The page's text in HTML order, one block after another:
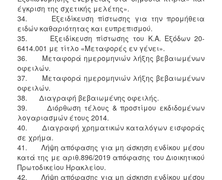
έγκριση της σχετικής μελέτης».
34. Εξειδίκευση πίστωσης για την προμήθεια
ειδών καθαριότητας και ευπρεπισμού.
35. Εξειδίκευση πίστωσης του Κ.Α. Εξόδων 20-
6414.001 με τίτλο «Μεταφορές εν γένει».
36. Μεταφορά ημερομηνιών λήξης βεβαιωμένων
οφειλών.
37. Μεταφορά ημερομηνιών λήξης βεβαιωμένων
οφειλών.
38. Διαγραφή βεβαιωμένης οφειλής.
39. Διόρθωση τέλους & προστίμου εκδιδομένων
λογαριασμών έτους 2014.
40. Διαγραφή χρηματικών καταλόγων εισφοράς
σε χρήμα.
41. Λήψη απόφασης για μη άσκηση ενδίκου μέσου
κατά της με αριθ.896/2019 απόφασης του Διοικητικού
Πρωτοδικείου Ηρακλείου.
42. Λήψη απόφασης για μη άσκηση ενδίκου μέσου